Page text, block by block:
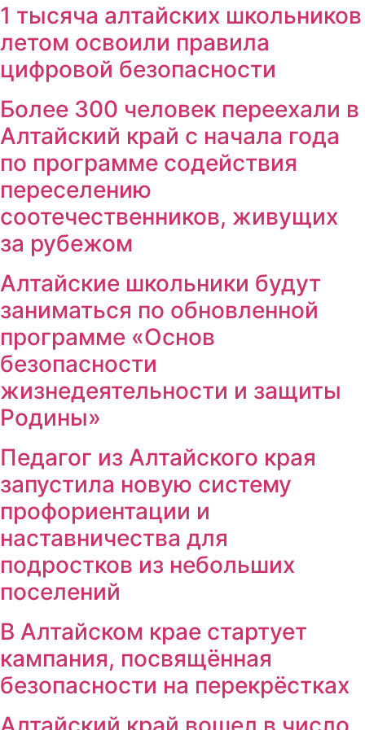
1 тысяча алтайских школьников
летом освоили правила
цифровой безопасности
Более 300 человек переехали в
Алтайский край с начала года
по программе содействия
переселению
соотечественников, живущих
за рубежом
Алтайские школьники будут
заниматься по обновленной
программе «Основ
безопасности
жизнедеятельности и защиты
Родины»
Педагог из Алтайского края
запустила новую систему
профориентации и
наставничества для
подростков из небольших
поселений
В Алтайском крае стартует
кампания, посвящённая
безопасности на перекрёстках